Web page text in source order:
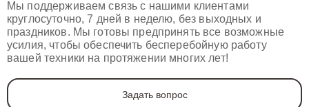
Мы поддерживаем связь с нашими клиентами
круглосуточно, 7 дней в неделю, без выходных и
праздников. Мы готовы предпринять все возможные
усилия, чтобы обеспечить бесперебойную работу
вашей техники на протяжении многих лет!
Задать вопрос